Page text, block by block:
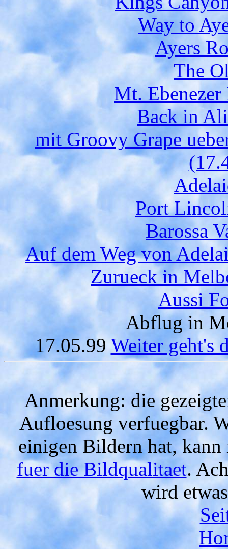
Way to
Ayers
The
Mt. Ebenezer
Back in
mit Groovy Grape
Port
Barossa
Auf dem Weg von
Zurueck in
Aussi
Abflug in
17.05.99 Weiter geht's
Anmerkung: die
Aufloesung verfuegbar.
einigen Bildern hat,
fuer die Bildqualitaet.
wird